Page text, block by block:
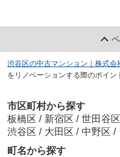
渋谷区の中古マンション｜株式会
をリノベーションする際のポイン
市区町村から探す
板橋区 / 新宿区 / 世田谷区
渋谷区 / 大田区 / 中野区 /
町名から探す